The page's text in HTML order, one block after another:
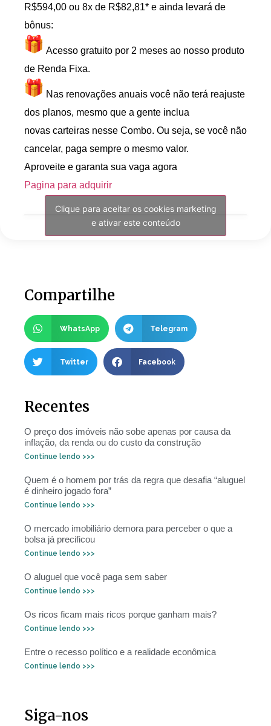
R$594,00 ou 8x de R$82,81* e ainda levará de
bônus:
Acesso gratuito por 2 meses ao nosso produto
de Renda Fixa.
Nas renovações anuais você não terá reajuste
dos planos, mesmo que a gente inclua
novas carteiras nesse Combo. Ou seja, se você não
cancelar, paga sempre o mesmo valor.
Aproveite e garanta sua vaga agora
Pagina para adquirir
Clique para aceitar os cookies marketing
e ativar este conteúdo
Compartilhe
WhatsApp Telegram
Twitter Facebook
Recentes
O preço dos imóveis não sobe apenas por causa da
inflação, da renda ou do custo da construção
Continue lendo >>>
Quem é o homem por trás da regra que desafia “aluguel
é dinheiro jogado fora”
Continue lendo >>>
O mercado imobiliário demora para perceber o que a
bolsa já precificou
Continue lendo >>>
O aluguel que você paga sem saber
Continue lendo >>>
Os ricos ficam mais ricos porque ganham mais?
Continue lendo >>>
Entre o recesso político e a realidade econômica
Continue lendo >>>
Siga-nos